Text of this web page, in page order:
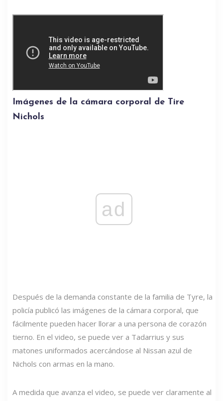
Imágenes de la cámara corporal de Tire
Nichols
ad
Después de la demanda constante de la familia de Tyre, la
policía publicó las imágenes de la cámara corporal, que
fácilmente pueden hacer llorar a una persona de corazón
tierno. En el video, se puede ver a Tadarrius y sus
matones uniformados acercándose al Nissan azul de
Nichols con armas en la mano.
A medida que avanza el video, se puede ver claramente al